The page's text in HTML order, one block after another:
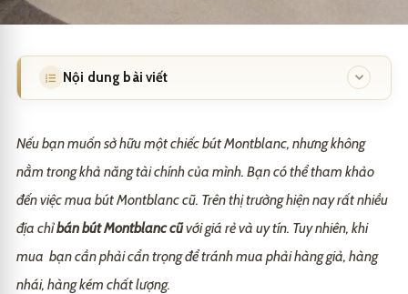
Nội dung bài viết
Những Lợi Ích Khi Sử Dụng Bán Bút Montblanc Cũ
2.1 Tiết Kiệm Chi Phí
2.2 Giữ Giá Tốt Hơn
Cách Sử Dụng Bán Bút Montblanc Cũ
Nếu bạn muốn sở hữu một chiếc bút Montblanc, nhưng không
nằm trong khả năng tài chính của mình. Bạn có thể tham khảo
đến việc mua bút Montblanc cũ. Trên thị trường hiện nay rất nhiều
địa chỉbán bút Montblanc cũvới giá rẻ và uy tín. Tuy nhiên, khi
mua bạn cần phải cẩn trọng để tránh mua phải hàng giả, hàng
nhái, hàng kém chất lượng.